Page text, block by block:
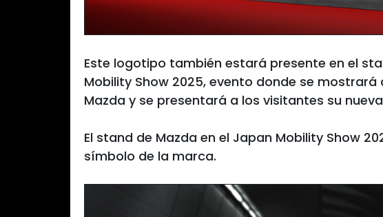
Este logotipo también estará presente en el
Mobility Show 2025, evento donde se
Mazda y se presentará a los visitantes su
El stand de Mazda en el Japan Mobility Show
símbolo de la marca.